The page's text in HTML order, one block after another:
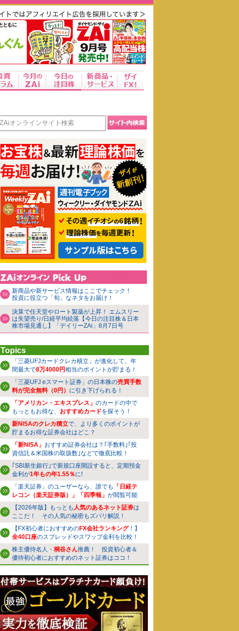
新商品や新サービス情報はここでチェック！
投資に役立つ「旬」なネタをお届け！
決算で任天堂やロート製薬が上昇！ エムスリー
は失望売り/日経平均続落【今日の注目株＆日本
株市場見通し】「デイリーZAi」8月7日号
Topics
「三菱UFJカードクレカ積立」が進化して、年
間最大で8万4000円相当のポイントが貯まる！
「三菱UFJ eスマート証券」の日本株の売買手数
料が完全無料（0円） に引き下げられる！
「アメリカン・エキスプレス」 のカードの中で
もっともお得な、 おすすめカードを探そう！
新NISAのクレカ積立で、より多くのポイントが
貯まるお得な証券会社はどこ？
「新NISA」 おすすめ証券会社は？｢手数料｣｢投
資信託＆米国株の取扱数｣などで徹底比較！
｢SBI新生銀行｣で新規口座開設すると、定期預金
金利が1年もの年1.55％に!
「楽天証券」のユーザーなら、誰でも
「日経テ
レコン（楽天証券版）」「四季報」 が閲覧可能
【2026年版】もっとも 人気のあるネット証券は
ここだ！ その人気の秘密もズバリ解説！
【FX初心者におすすめのFX会社ランキング！】
全40口座のスプレッドやスワップ金利を比較！
株主優待名人・ 桐谷さん推薦！ 投資初心者＆
優待初心者におすすめのネット証券はココ！